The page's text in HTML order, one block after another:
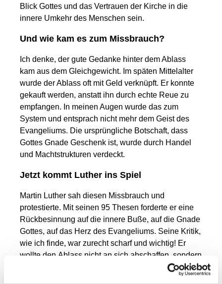
Blick Gottes und das Vertrauen der Kirche in die
innere Umkehr des Menschen sein.
Und wie kam es zum Missbrauch?
Ich denke, der gute Gedanke hinter dem Ablass
kam aus dem Gleichgewicht. Im späten Mittelalter
wurde der Ablass oft mit Geld verknüpft. Er konnte
gekauft werden, anstatt ihn durch echte Reue zu
empfangen. In meinen Augen wurde das zum
System und entsprach nicht mehr dem Geist des
Evangeliums. Die ursprüngliche Botschaft, dass
Gottes Gnade Geschenk ist, wurde durch Handel
und Machtstrukturen verdeckt.
Jetzt kommt Luther ins Spiel
Martin Luther sah diesen Missbrauch und
protestierte. Mit seinen 95 Thesen forderte er eine
Rückbesinnung auf die innere Buße, auf die Gnade
Gottes, auf das Herz des Evangeliums. Seine Kritik,
wie ich finde, war zurecht scharf und wichtig! Er
wollte den Ablass nicht an sich abschaffen, sondern